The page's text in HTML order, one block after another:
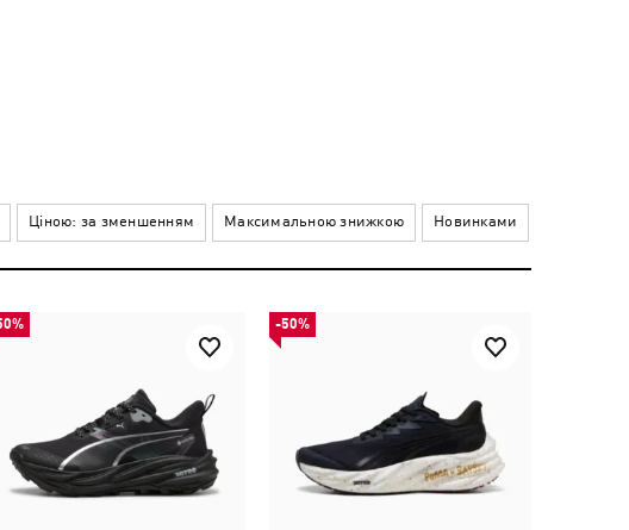
Ціною: за зменшенням Максимальною знижкою Новинками
-50%